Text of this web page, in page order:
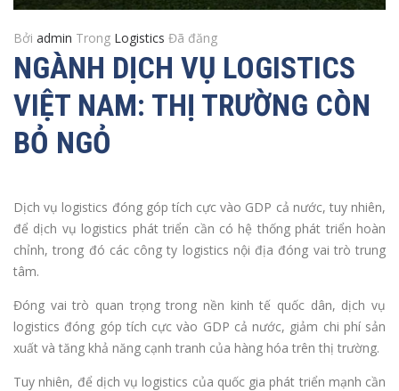
Bởi admin Trong Logistics Đã đăng
NGÀNH DỊCH VỤ LOGISTICS
VIỆT NAM: THỊ TRƯỜNG CÒN
BỎ NGỎ
Dịch vụ logistics đóng góp tích cực vào GDP cả nước, tuy nhiên,
để dịch vụ logistics phát triển cần có hệ thống phát triển hoàn
chỉnh, trong đó các công ty logistics nội địa đóng vai trò trung
tâm.
Đóng vai trò quan trọng trong nền kinh tế quốc dân, dịch vụ
logistics đóng góp tích cực vào GDP cả nước, giảm chi phí sản
xuất và tăng khả năng cạnh tranh của hàng hóa trên thị trường.
Tuy nhiên, để dịch vụ logistics của quốc gia phát triển mạnh cần